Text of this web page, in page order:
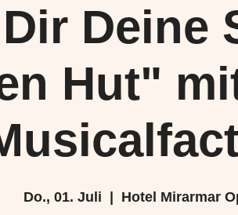
Deine
Hut"
Do., 01. Juli Hotel Mirarmar